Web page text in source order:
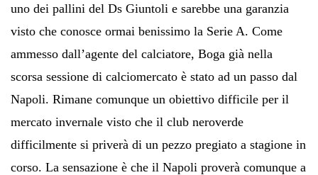
uno dei pallini del Ds Giuntoli e sarebbe una garanzia
visto che conosce ormai benissimo la Serie A. Come
ammesso dall’agente del calciatore, Boga già nella
scorsa sessione di calciomercato è stato ad un passo dal
Napoli. Rimane comunque un obiettivo difficile per il
mercato invernale visto che il club neroverde
difficilmente si priverà di un pezzo pregiato a stagione in
corso. La sensazione è che il Napoli proverà comunque a